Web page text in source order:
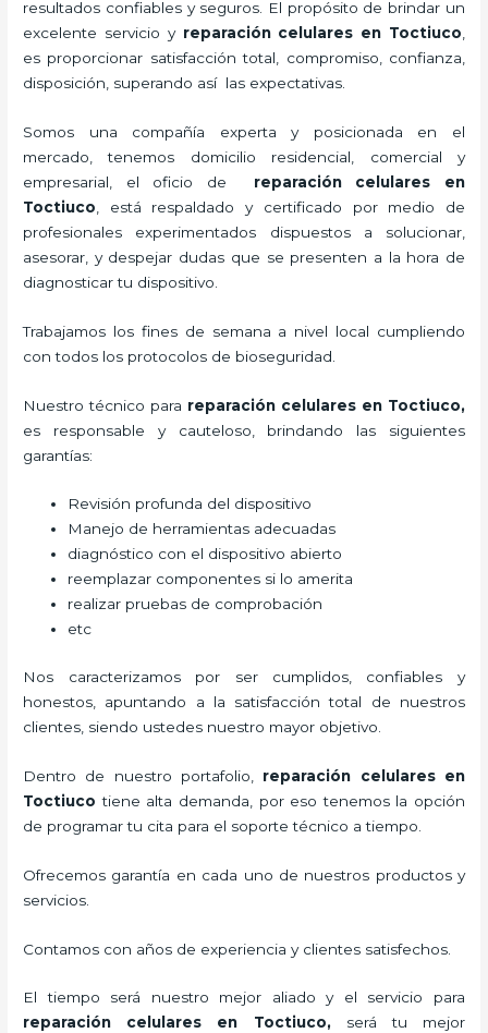
resultados confiables y seguros. El propósito de brindar un
excelente servicio y reparación celulares en Toctiuco
es proporcionar satisfacción total, compromiso, confianza,
disposición, superando así las expectativas.
Somos una compañía experta y posicionada en el
mercado, tenemos domicilio residencial, comercial y
empresarial, el oficio de reparación celulares en
Toctiuco , está respaldado y certificado por medio de
profesionales experimentados dispuestos a solucionar,
asesorar, y despejar dudas que se presenten a la hora de
diagnosticar tu dispositivo.
Trabajamos los fines de semana a nivel local cumpliendo
con todos los protocolos de bioseguridad.
Nuestro técnico para reparación celulares en Toctiuco,
es responsable y cauteloso, brindando las siguientes
garantías:
Revisión profunda del dispositivo
Manejo de herramientas adecuadas
diagnóstico con el dispositivo abierto
reemplazar componentes si lo amerita
realizar pruebas de comprobación
etc
Nos caracterizamos por ser cumplidos, confiables y
honestos, apuntando a la satisfacción total de nuestros
clientes, siendo ustedes nuestro mayor objetivo.
Dentro de nuestro portafolio, reparación celulares en
Toctiuco tiene alta demanda, por eso tenemos la opción
de programar tu cita para el soporte técnico a tiempo.
Ofrecemos garantía en cada uno de nuestros productos y
servicios.
Contamos con años de experiencia y clientes satisfechos.
El tiempo será nuestro mejor aliado y el servicio para
reparación celulares
en Toctiuco, será tu mejor